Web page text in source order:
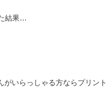
結果…
いらっしゃる方ならプリン